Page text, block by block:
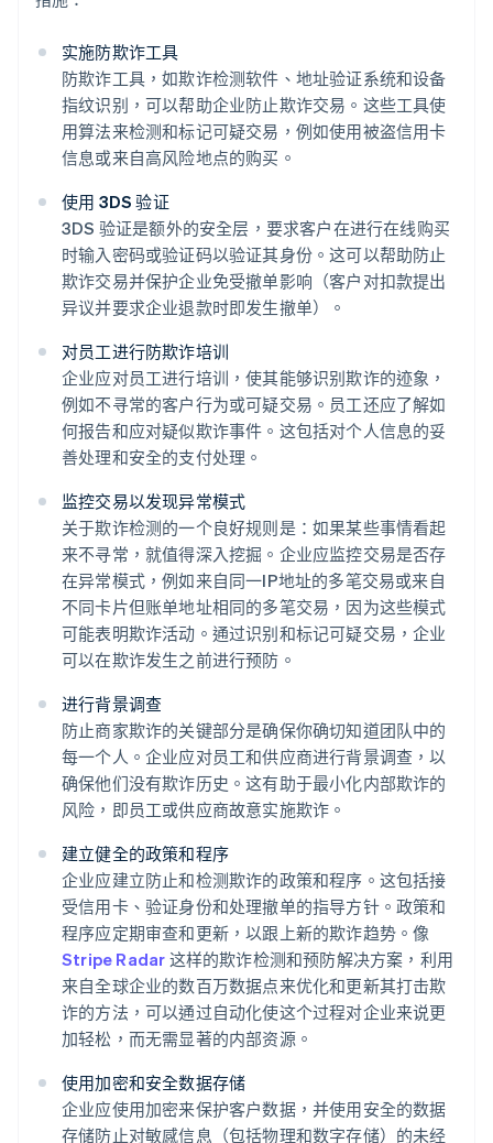
实施防欺诈工具
防欺诈工具，如欺诈检测软件、地址验证系统和设备
指纹识别，可以帮助企业防止欺诈交易。这些工具使
用算法来检测和标记可疑交易，例如使用被盗信用卡
信息或来自高风险地点的购买。
使用 3DS 验证
3DS 验证是额外的安全层，要求客户在进行在线购买
时输入密码或验证码以验证其身份。这可以帮助防止
欺诈交易并保护企业免受撤单影响（客户对扣款提出
异议并要求企业退款时即发生撤单）。
对员工进行防欺诈培训
企业应对员工进行培训，使其能够识别欺诈的迹象，
例如不寻常的客户行为或可疑交易。员工还应了解如
何报告和应对疑似欺诈事件。这包括对个人信息的妥
善处理和安全的支付处理。
监控交易以发现异常模式
关于欺诈检测的一个良好规则是：如果某些事情看起
来不寻常，就值得深入挖掘。企业应监控交易是否存
在异常模式，例如来自同一IP地址的多笔交易或来自
不同卡片但账单地址相同的多笔交易，因为这些模式
可能表明欺诈活动。通过识别和标记可疑交易，企业
可以在欺诈发生之前进行预防。
进行背景调查
防止商家欺诈的关键部分是确保你确切知道团队中的
每一个人。企业应对员工和供应商进行背景调查，以
确保他们没有欺诈历史。这有助于最小化内部欺诈的
风险，即员工或供应商故意实施欺诈。
建立健全的政策和程序
企业应建立防止和检测欺诈的政策和程序。这包括接
受信用卡、验证身份和处理撤单的指导方针。政策和
程序应定期审查和更新，以跟上新的欺诈趋势。像
Stripe Radar 这样的欺诈检测和预防解决方案，利用
来自全球企业的数百万数据点来优化和更新其打击欺
诈的方法，可以通过自动化使这个过程对企业来说更
加轻松，而无需显著的内部资源。
使用加密和安全数据存储
企业应使用加密来保护客户数据，并使用安全的数据
存储防止对敏感信息（包括物理和数字存储）的未经